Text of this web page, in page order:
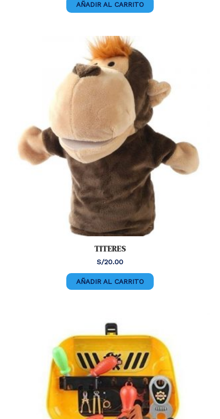
AÑADIR AL CARRITO
TITERES
S/20.00
AÑADIR AL CARRITO